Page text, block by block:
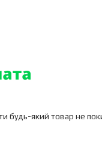
будь-який товар не